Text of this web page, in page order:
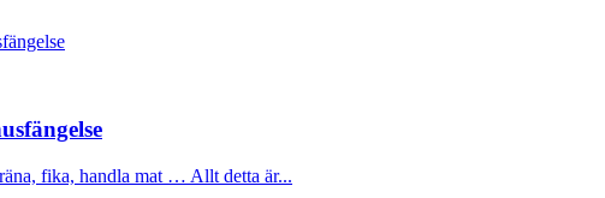
fika, handla mat … Allt detta är...